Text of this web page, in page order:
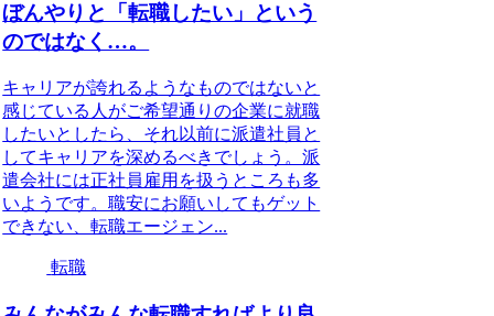
ぼんやりと「転職したい」という
のではなく…。
キャリアが誇れるようなものではないと
感じている人がご希望通りの企業に就職
したいとしたら、それ以前に派遣社員と
してキャリアを深めるべきでしょう。派
遣会社には正社員雇用を扱うところも多
いようです。職安にお願いしてもゲット
できない、転職エージェン...
転職